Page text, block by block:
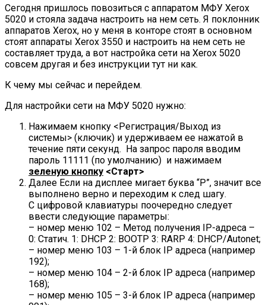
Сегодня пришлось повозиться с аппаратом МФУ Xerox
5020 и стояла задача настроить на нем сеть. Я поклонник
аппаратов Xerox, но у меня в конторе стоят в основном
стоят аппараты Xerox 3550 и настроить на нем сеть не
составляет труда, а вот настройка сети на Xerox 5020
совсем другая и без инструкции тут ни как.
К чему мы сейчас и перейдем.
Для настройки сети на МФУ 5020 нужно:
Нажимаем кнопку <Регистрация/Выход из
системы> (ключик) и удерживаем ее нажатой в
течение пяти секунд. На запрос пароля вводим
пароль 11111 (по умолчанию) и нажимаем
зеленую кнопку <Старт>
Далее Если на дисплее мигает буква “P”, значит все
выполнено верно и переходим к след шагу.
C цифровой клавиатуры поочередно следует
ввести следующие параметры:
– номер меню 102 – Метод получения IP-адреса –
0: Статич. 1: DHCP 2: BOOTP 3: RARP 4: DHCP/Autonet;
– номер меню 103 – 1-й блок IP адреса (например
192);
– номер меню 104 – 2-й блок IP адреса (например
168);
– номер меню 105 – 3-й блок IP адреса (например